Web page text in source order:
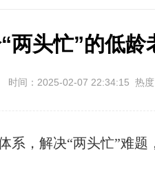
两头忙”的低龄
时间：2025-02-07 22:34:15 热
系，解决“两头忙”难题